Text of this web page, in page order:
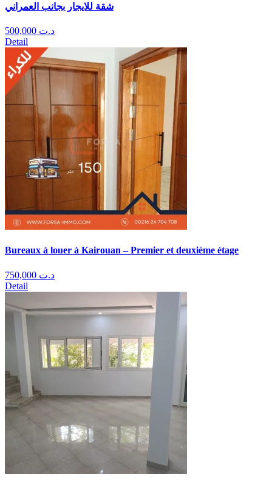
شقة للايجار بجانب العمراني
د.ت
Detail
Bureaux à louer à Kairouan – Premier et deuxième étage
د.ت
Detail